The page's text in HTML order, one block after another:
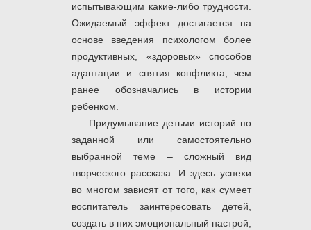
испытывающим какие-либо трудности.
Ожидаемый эффект достигается на
основе введения психологом более
продуктивных, «здоровых» способов
адаптации и снятия конфликта, чем
ранее обозначались в истории
ребенком.
Придумывание детьми историй по
заданной или самостоятельно
выбранной теме – сложный вид
творческого рассказа. И здесь успехи
во многом зависят от того, как сумеет
воспитатель заинтересовать детей,
создать в них эмоциональный настрой,